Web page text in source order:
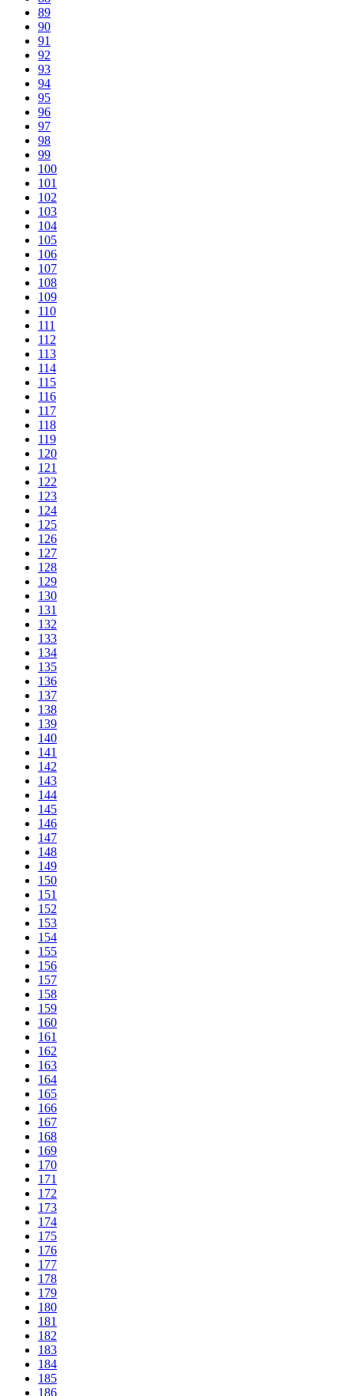
89
90
91
92
93
94
95
96
97
98
99
100
101
102
103
104
105
106
107
108
109
110
111
112
113
114
115
116
117
118
119
120
121
122
123
124
125
126
127
128
129
130
131
132
133
134
135
136
137
138
139
140
141
142
143
144
145
146
147
148
149
150
151
152
153
154
155
156
157
158
159
160
161
162
163
164
165
166
167
168
169
170
171
172
173
174
175
176
177
178
179
180
181
182
183
184
185
186